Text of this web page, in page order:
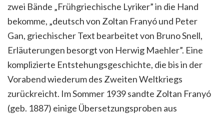
zwei Bände „Frühgriechische Lyriker” in die Hand
bekomme, „deutsch von Zoltan Franyó und Peter
Gan, griechischer Text bearbeitet von Bruno Snell,
Erläuterungen besorgt von Herwig Maehler”. Eine
komplizierte Entstehungsgeschichte, die bis in der
Vorabend wiederum des Zweiten Weltkriegs
zurückreicht. Im Sommer 1939 sandte Zoltan Franyó
(geb. 1887) einige Übersetzungsproben aus